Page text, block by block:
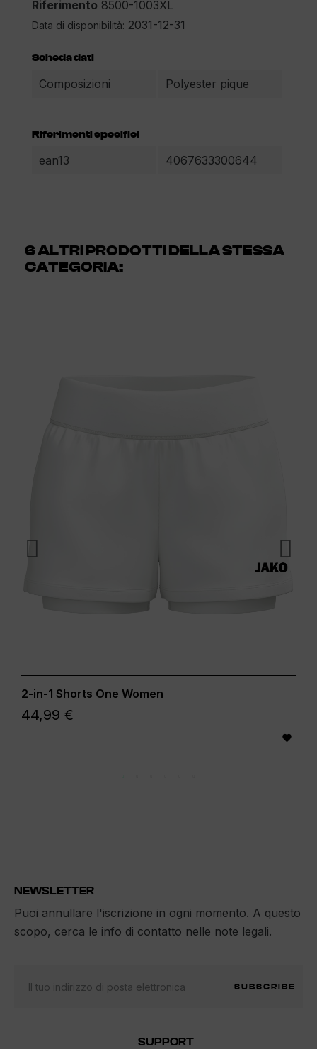
Riferimento 8500-1003XL
Data di disponibilità: 2031-12-31
Scheda dati
Composizioni Polyester pique
Riferimenti specifici
ean13 4067633300644
6 ALTRI PRODOTTI DELLA STESSA
CATEGORIA:
2-in-1 Shorts One Women
44,99 €

NEWSLETTER
Puoi annullare l'iscrizione in ogni momento. A questo
scopo, cerca le info di contatto nelle note legali.
SUBSCRIBE
SUPPORT